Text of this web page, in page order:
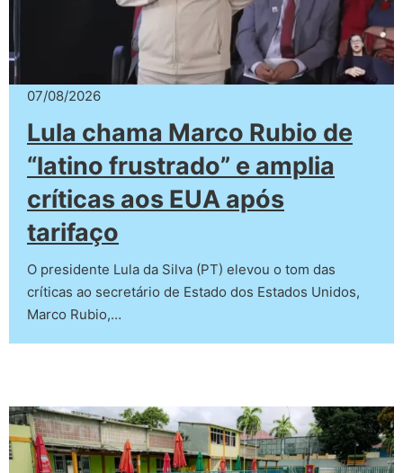
07/08/2026
Lula chama Marco Rubio de
“latino frustrado” e amplia
críticas aos EUA após
tarifaço
O presidente Lula da Silva (PT) elevou o tom das
críticas ao secretário de Estado dos Estados Unidos,
Marco Rubio,…